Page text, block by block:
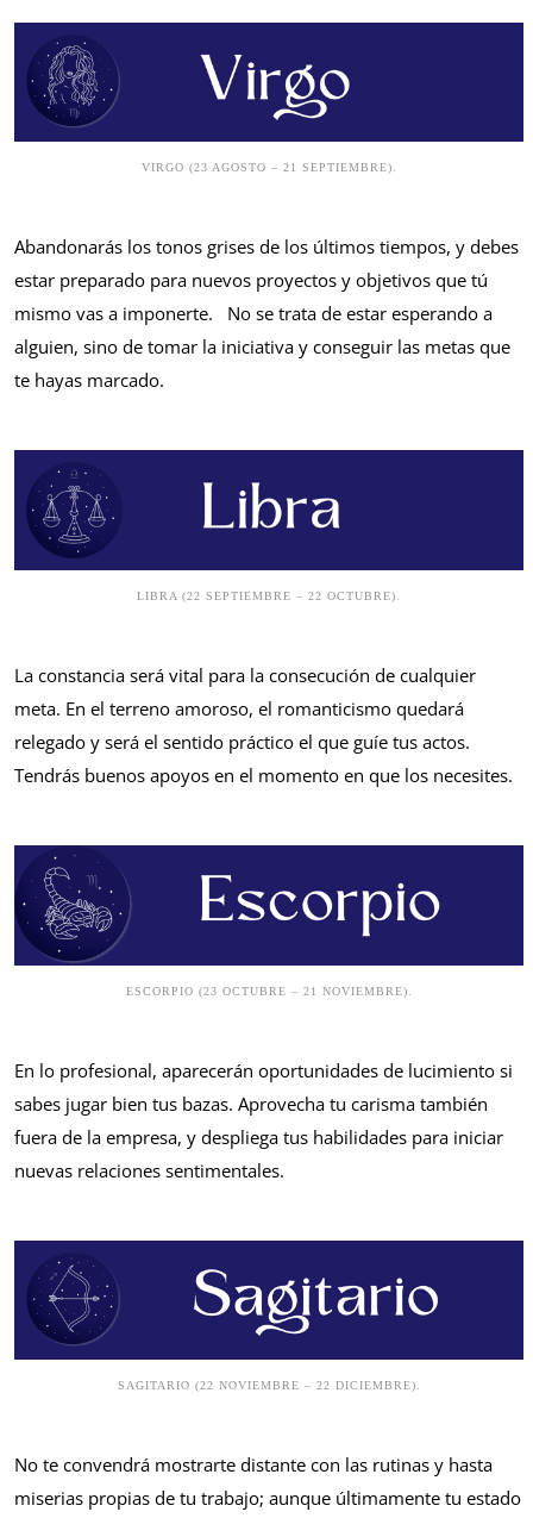
VIRGO (23 AGOSTO – 21 SEPTIEMBRE).
Abandonarás los tonos grises de los últimos tiempos, y debes
estar preparado para nuevos proyectos y objetivos que tú
mismo vas a imponerte. No se trata de estar esperando a
alguien, sino de tomar la iniciativa y conseguir las metas que
te hayas marcado.
LIBRA (22 SEPTIEMBRE – 22 OCTUBRE).
La constancia será vital para la consecución de cualquier
meta. En el terreno amoroso, el romanticismo quedará
relegado y será el sentido práctico el que guíe tus actos.
Tendrás buenos apoyos en el momento en que los necesites.
ESCORPIO (23 OCTUBRE – 21 NOVIEMBRE).
En lo profesional, aparecerán oportunidades de lucimiento si
sabes jugar bien tus bazas. Aprovecha tu carisma también
fuera de la empresa, y despliega tus habilidades para iniciar
nuevas relaciones sentimentales.
SAGITARIO (22 NOVIEMBRE – 22 DICIEMBRE).
No te convendrá mostrarte distante con las rutinas y hasta
miserias propias de tu trabajo; aunque últimamente tu estado